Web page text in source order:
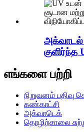
அக்வாடல்
குளிர்ந்த
எங்களை பற்றி
நிறுவனம் பதிவு
கண்காட்சி
அக்வாடெக்
தொழிற்சாலை